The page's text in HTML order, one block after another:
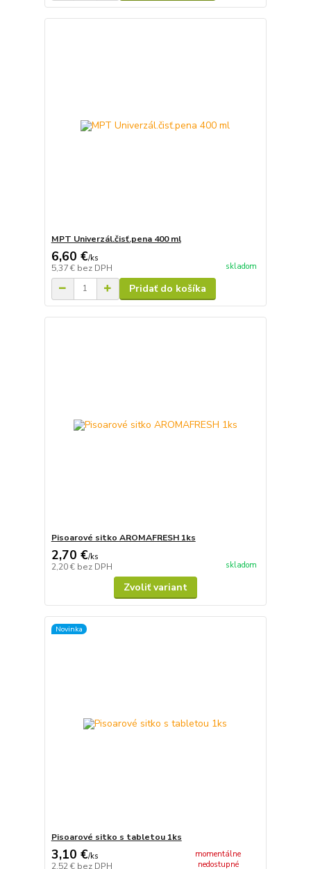
MPT Univerzál.čisť.pena 400 ml
6,60 €/ks
5,37 € bez DPH skladom
Pridať do košíka
Pisoarové sitko AROMAFRESH 1ks
2,70 €/ks
2,20 € bez DPH skladom
Zvoliť variant
Novinka
Pisoarové sitko s tabletou 1ks
3,10 €/ks
2,52 € bez DPH
momentálne
nedostupné